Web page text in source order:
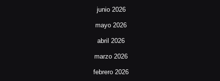
junio 2026
mayo 2026
abril 2026
marzo 2026
febrero 2026